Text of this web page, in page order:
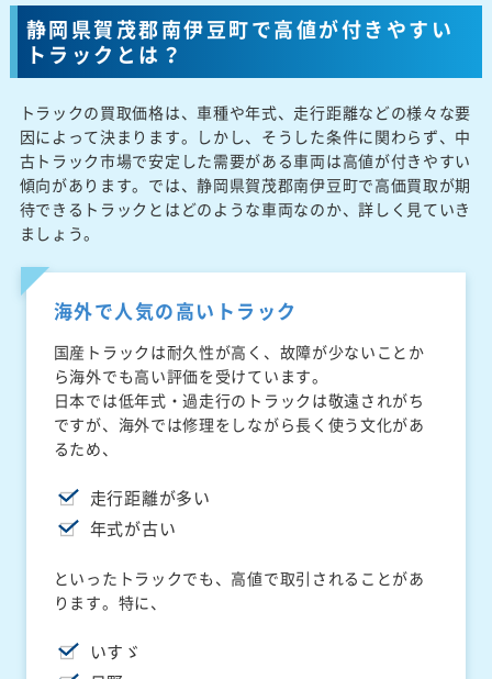
静岡県賀茂郡南伊豆町で高値が付きやすい
トラックとは？
トラックの買取価格は、車種や年式、走行距離などの様々な要
因によって決まります。しかし、そうした条件に関わらず、中
古トラック市場で安定した需要がある車両は高値が付きやすい
傾向があります。では、静岡県賀茂郡南伊豆町で高価買取が期
待できるトラックとはどのような車両なのか、詳しく見ていき
ましょう。
海外で人気の高いトラック
国産トラックは耐久性が高く、故障が少ないことか
ら海外でも高い評価を受けています。
日本では低年式・過走行のトラックは敬遠されがち
ですが、海外では修理をしながら長く使う文化があ
るため、
走行距離が多い
年式が古い
といったトラックでも、高値で取引されることがあ
ります。特に、
いすゞ